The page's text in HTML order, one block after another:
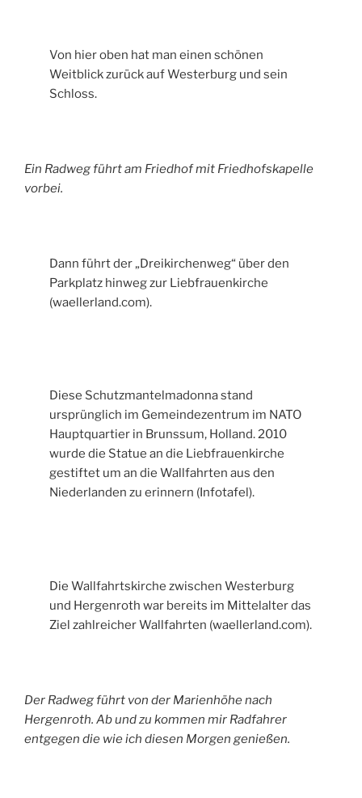
Von hier oben hat man einen schönen
Weitblick zurück auf Westerburg und sein
Schloss.
Ein Radweg führt am Friedhof mit Friedhofskapelle
vorbei.
Dann führt der „Dreikirchenweg“ über den
Parkplatz hinweg zur Liebfrauenkirche
(waellerland.com).
Diese Schutzmantelmadonna stand
ursprünglich im Gemeindezentrum im NATO
Hauptquartier in Brunssum, Holland. 2010
wurde die Statue an die Liebfrauenkirche
gestiftet um an die Wallfahrten aus den
Niederlanden zu erinnern (Infotafel).
Die Wallfahrtskirche zwischen Westerburg
und Hergenroth war bereits im Mittelalter das
Ziel zahlreicher Wallfahrten (waellerland.com).
Der Radweg führt von der Marienhöhe nach
Hergenroth. Ab und zu kommen mir Radfahrer
entgegen die wie ich diesen Morgen genießen.